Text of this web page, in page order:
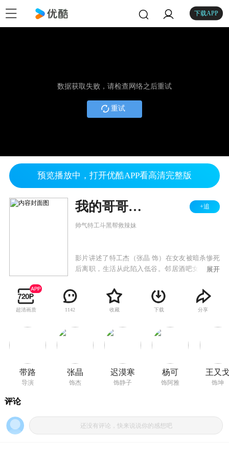
下载APP
数据获取失败，请检查网络之后重试
重试
预览播放中，打开优酷APP看高清完整版
我的哥哥是特工 +追
帅气特工斗黑帮救辣妹
影片讲述了特工杰（张晶 饰）在女友被暗杀惨死
后离职，生活从此陷入低谷。邻居酒吧女郎静子
迹。杰为了帮助静子，拯救被黑帮绑架的酒吧女
郎阿雅（杨可 饰），从而引发一系列震撼心弦的
故事与无以名状的情怀，同时也让杰深深地卷入
出了网络大电影动作片的奇迹”让人有种“这是网
络大电影吗？”的疑问，这部网络大电影制作出了
展开
超清画质 1142 收藏 下载 分享
带路
导演
张晶
饰杰
迟漠寒
饰静子
杨可
饰阿雅
王又
饰坤